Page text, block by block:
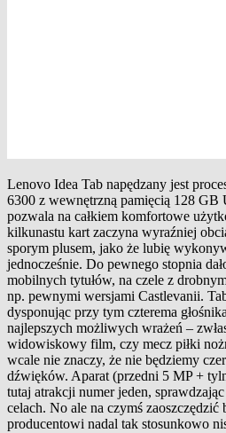
Lenovo Idea Tab napędzany jest
6300 z wewnętrzną pamięcią 128
pozwala na całkiem komfortowe
kilkunastu kart zaczyna wyraźniej
sporym plusem, jako że lubię
jednocześnie. Do pewnego stopnia
mobilnych tytułów, na czele z
np. pewnymi wersjami Castlevanii.
dysponując przy tym czterema
najlepszych możliwych wrażeń –
widowiskowy film, czy mecz piłki
wcale nie znaczy, że nie będziemy
dźwięków. Aparat (przedni 5 MP +
tutaj atrakcji numer jeden,
celach. No ale na czymś zaoszczędzić
producentowi nadal tak stosunkowo